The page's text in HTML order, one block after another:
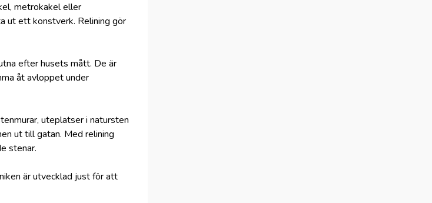
metrokakel eller
ut ett konstverk. Relining gör
efter husets mått. De är
åt avloppet under
uteplatser i natursten
ut till gatan. Med relining
stenar.
är utvecklad just för att